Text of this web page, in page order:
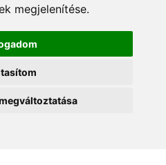
megjelenítése.